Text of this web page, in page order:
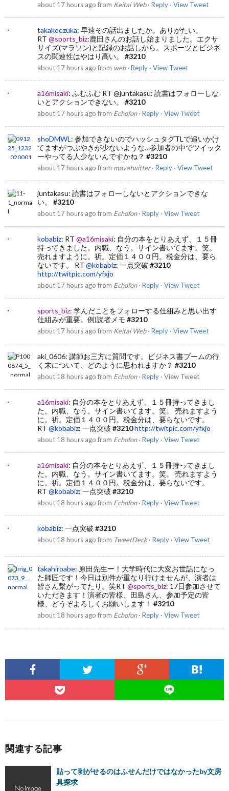
about 17 hours ago from Keitai Web· Reply · View Tweet
takakoezuka: 早速その話出ましたか。ありがたい。
RT @sports_biz:鹿田さんのお話し始まりました。エクサ
サイズ(マラソン)と記録のお話しから。スポーツとビジネ
スの関連性はやはり高い。 #3210
about 17 hours ago from web· Reply · View Tweet
a16misaki: ふむふむ RT @juntakasu: 読書はフォローしな
いとアクションできない。 #3210
about 17 hours ago from Echofon· Reply · View Tweet
shoDMWL: 参加できないのでハッシュタグTLで追いかけ
てますがつぶやきが少ないような…参加者の中でツイッタ
ーやってる人少ないんですかね？ #3210
about 17 hours ago from movatwitter· Reply · View Tweet
juntakasu: 読書はフォローしないとアクションできな
い。 #3210
about 17 hours ago from Echofon· Reply · View Tweet
kobabiz: RT @a16misaki: 自分の本をとりあえず、１５冊
持ってきました。内職、なう。サイン書いてます。笑。
売れますように。祈。定価１４００円。税金分は、要ら
ないです。 RT @kobabiz: 一点突破 #3210
http://twitpic.com/yfxjo
about 17 hours ago from Echofon· Reply · View Tweet
sports_biz: 学んだことをフォローする仕組みと思い出す
仕組みが重要。例)読者メモ #3210
about 17 hours ago from Keitai Web· Reply · View Tweet
aki_0606: 講師お三方に質問です。ビジネス書ブームの行
く末について、どのように思われますか？ #3210
about 18 hours ago from Echofon· Reply · View Tweet
a16misaki: 自分の本をとりあえず、１５冊持ってきまし
た。内職、なう。サイン書いてます。笑。 売れますよう
に。祈。定価１４００円。税金分は、要らないです。
RT @kobabiz: 一点突破 #3210http://twitpic.com/yfxjo
about 18 hours ago from Echofon· Reply · View Tweet
a16misaki: 自分の本をとりあえず、１５冊持ってきまし
た。内職、なう。サイン書いてます。笑。 売れますよう
に。祈。定価１４００円。税金分は、要らないです。
RT @kobabiz: 一点突破 #3210
about 18 hours ago from Echofon· Reply · View Tweet
kobabiz: 一点突破 #3210
about 18 hours ago from TweetDeck· Reply · View Tweet
takahiroabe: 原田先生ー！大学時代に大変お世話になっ
た師匠です！今日は別件が重なり行けませんが、演者は
皆さん繋がってたり。笑RT @sports_biz: 17日参加させて
いただきます！演者の皆様、田島さん、参加予定の皆
様、どうぞよろしくお願いします！ #3210
about 18 hours ago from Echofon· Reply · View Tweet
関連する記事
貼って剥がせるのはふせんだけではなかったby文房
具探求